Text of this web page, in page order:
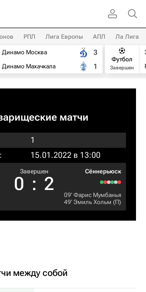
РПЛ Лига Европы АПЛ Ла Лига
Динамо Москва
Динамо Махачкала
3
1
Футбол
Завершен
матчи
1
15.01.2022 в 13:00
Завершен
0 : 2
Сённерьюск
09‎’‎ Фарис Мумбанья
49‎’‎ Эмиль Хольм (П)
между собой